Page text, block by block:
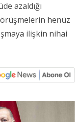
azaldığı
henüz
ilişkin nihai